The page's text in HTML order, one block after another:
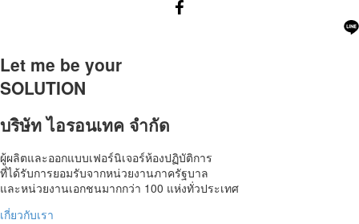
Let me be your
SOLUTION
บริษัท ไอรอนเทค จำกัด
ผู้ผลิตและออกแบบเฟอร์นิเจอร์ห้องปฏิบัติการ
ที่ได้รับการยอมรับจากหน่วยงานภาครัฐบาล
และหน่วยงานเอกชนมากกว่า 100 แห่งทั่วประเทศ
เกี่ยวกับเรา